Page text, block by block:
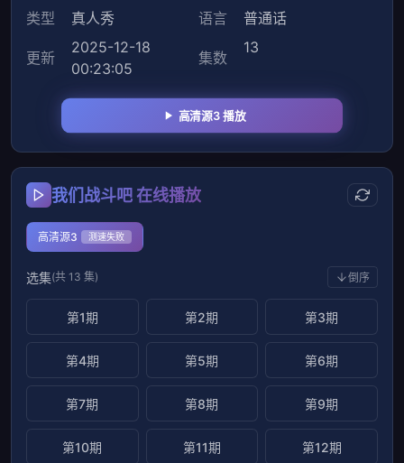
类型
真人秀 语言 普通话
更新
2025-12-18
00:23:05
集数
13
高清源3 播放
我们战斗吧 在线播放
高清源3 测速失败
选集(共 13 集) 倒序
第1期 第2期 第3期
第4期 第5期 第6期
第7期 第8期 第9期
第10期 第11期 第12期